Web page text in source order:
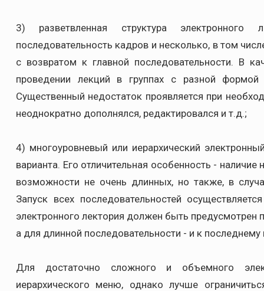
3) разветвленная структура электронного
последовательность кадров и несколько, в том
с возвратом к главной последовательности. В
проведении лекций в группах с разной
Существенный недостаток проявляется при
неоднократно дополнялся, редактировался и т.д.;
4) многоуровневый или иерархический
варианта. Его отличительная особенность -
возможности не очень длинных, но также, в
Запуск всех последовательностей
электронного лектория должен быть предусмотрен
а для длинной последовательности - и к
Для достаточно сложного и объемного
иерархического меню, однако лучше